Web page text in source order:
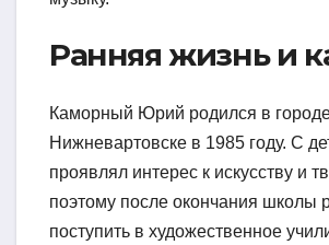
Ранняя жизнь и
Каморный Юрий родился в
Нижневартовске в 1985 году. С
проявлял интерес к искусству и
поэтому после окончания школы
поступить в художественное